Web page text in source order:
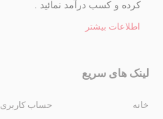
کرده و کسب درآمد نمائید .
اطلاعات بیشتر
لینک های سریع
خانه حساب کاربری